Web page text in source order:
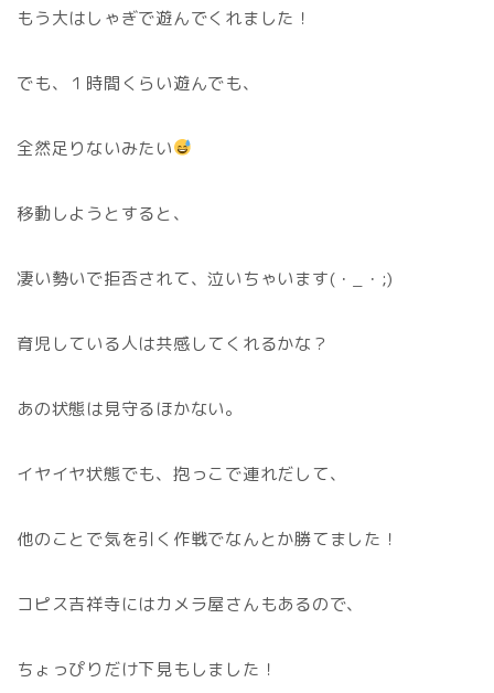
もう大はしゃぎで遊んでくれました！
でも、１時間くらい遊んでも、
全然足りないみたい
移動しようとすると、
凄い勢いで拒否されて、泣いちゃいます(・_・;)
育児している人は共感してくれるかな？
あの状態は見守るほかない。
イヤイヤ状態でも、抱っこで連れだして、
他のことで気を引く作戦でなんとか勝てました！
コピス吉祥寺にはカメラ屋さんもあるので、
ちょっぴりだけ下見もしました！